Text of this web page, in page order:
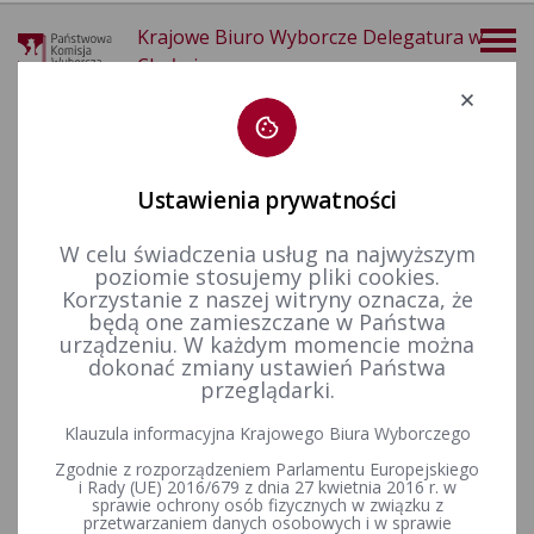
Krajowe Biuro Wyborcze Delegatura w
Chełmie
Wybory do Sejmu i do Senatu Wybory uzupełniające do Senatu RP
Kadencja 2007-2011
Wybory uzupełniające Senat 2008 - okręg nr 21
Uchwała Państwowej Komisji Wyborczej z dnia 15 września
2008 r. w sprawie rozwiązania okręgowej i obwodowych
komisji wyborczych powołanych w celu przeprowadzenia
wyborów uzupełniających do Senatu Rzeczypospolitej
Ustawienia prywatności
W celu świadczenia usług na najwyższym
poziomie stosujemy pliki cookies.
Korzystanie z naszej witryny oznacza, że
będą one zamieszczane w Państwa
urządzeniu. W każdym momencie można
dokonać zmiany ustawień Państwa
przeglądarki.
Klauzula informacyjna Krajowego Biura Wyborczego
Zgodnie z rozporządzeniem Parlamentu Europejskiego
i Rady (UE) 2016/679 z dnia 27 kwietnia 2016 r. w
sprawie ochrony osób fizycznych w związku z
przetwarzaniem danych osobowych i w sprawie